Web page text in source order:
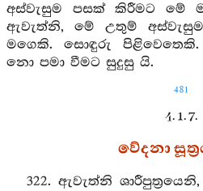
අස්වැසුම පසක් කිරීමට මේ
ඇවැත්නි, මේ උතුම්
මගෙකි. සොඳුරු පිළිවෙතෙකි.
නො පමා වීමට සුදුසු යි.
481
4. 1. 7.
වේදනා
322. ඇවැත්නි